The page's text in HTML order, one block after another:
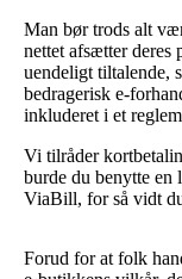
Man bør trods alt
nettet afsætter deres
uendeligt tiltalende,
bedragerisk e-
inkluderet i et
Vi tilråder
burde du benytte en
ViaBill, for så vidt
Forud for at folk